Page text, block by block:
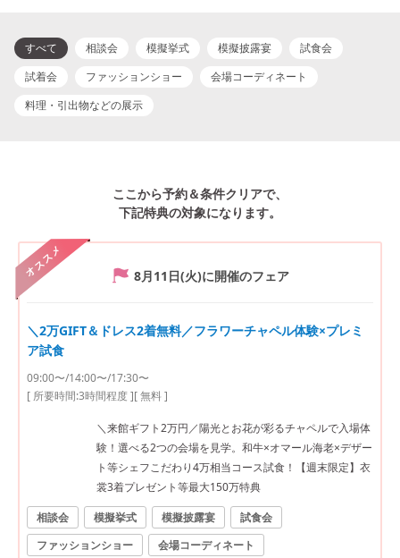
すべて 相談会 模擬挙式 模擬披露宴
試食会
試着会
ファッションショー
会場コーディネート
料理・引出物などの展示
ここから予約＆条件クリアで、
下記特典の対象になります。
オススメ 8月11日(火)に開催のフェア
＼2万GIFT＆ドレス2着無料／フラワーチャペル体験×プレミ
ア試食
09:00〜/14:00〜/17:30〜
[ 所要時間:3時間程度][ 無料 ]
＼来館ギフト2万円／陽光とお花が彩るチャペルで入場体
験！選べる2つの会場を見学。和牛×オマール海老×デザー
ト等シェフこだわり4万相当コース試食！【週末限定】衣
裳3着プレゼント等最大150万特典
相談会
模擬挙式 模擬披露宴
試食会
ファッションショー
会場コーディネート